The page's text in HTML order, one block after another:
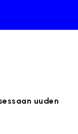
uuden